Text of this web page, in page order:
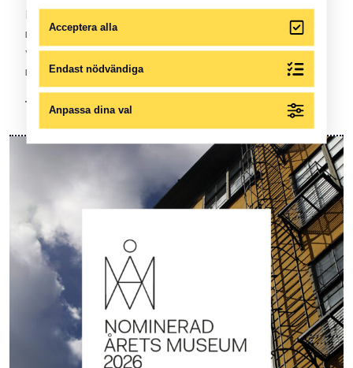
Nu öppnar ansökan till den tionde upplagan av Arbetets
museums Dokfotosalong – och nu kliver
yrkesorganisationen Fotograferna in som
medarrangör....
Acceptera alla
Endast nödvändiga
Anpassa dina val